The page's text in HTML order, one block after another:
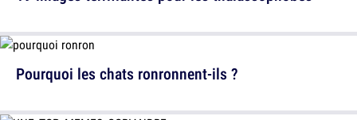
Pourquoi les chats ronronnent-ils ?